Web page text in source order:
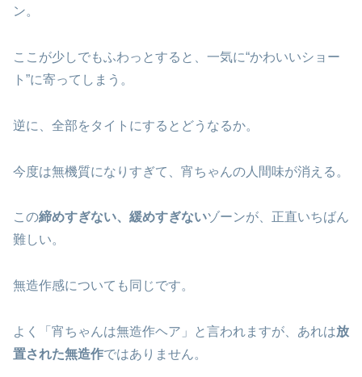
ン。
ここが少しでもふわっとすると、一気に“かわいいショー
ト”に寄ってしまう。
逆に、全部をタイトにするとどうなるか。
今度は無機質になりすぎて、宵ちゃんの人間味が消える。
この締めすぎない、緩めすぎないゾーンが、正直いちばん
難しい。
無造作感についても同じです。
よく「宵ちゃんは無造作ヘア」と言われますが、あれは放
置された無造作ではありません。